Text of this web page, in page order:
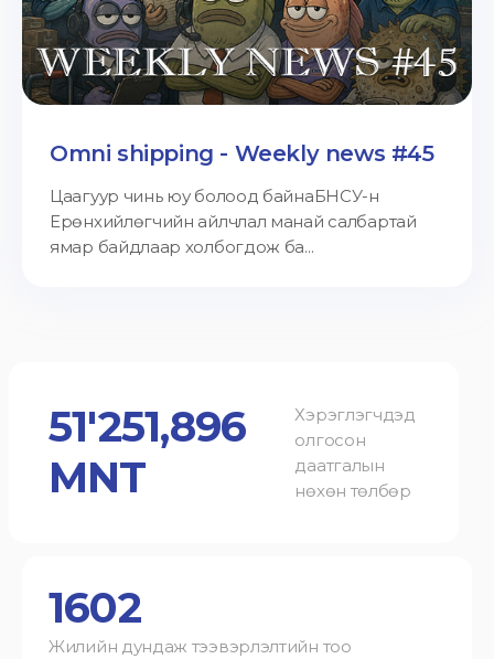
Omni shipping - Weekly news #45
Цаагуур чинь юу болоод байнаБНСУ-н
Ерөнхийлөгчийн айлчлал манай салбартай
ямар байдлаар холбогдож ба...
51'251,896
MNT
Хэрэглэгчдэд
олгосон
даатгалын
нөхөн төлбөр
1602
Жилийн дундаж тээвэрлэлтийн тоо